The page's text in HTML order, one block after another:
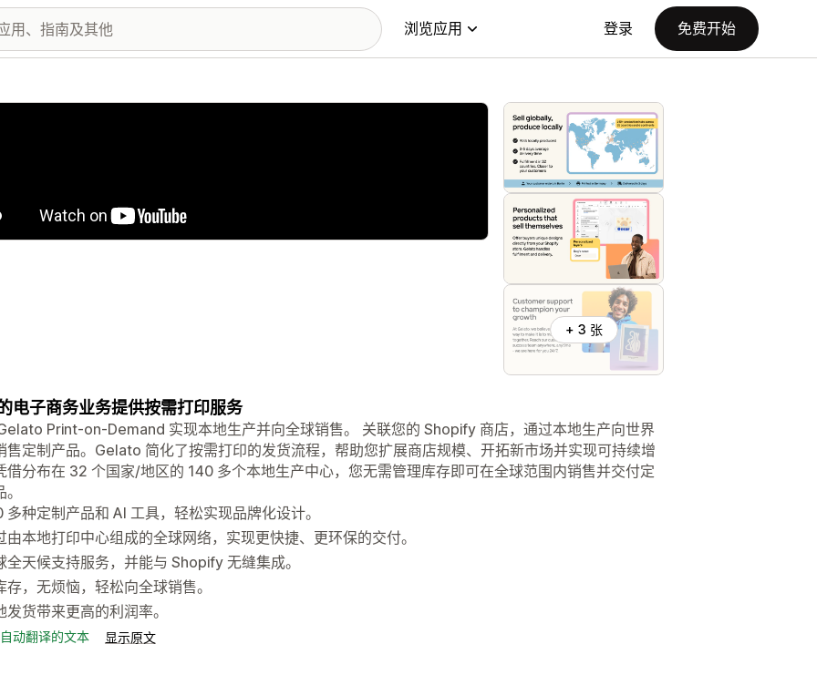
浏览应用 登录 免费开始
+ 3 张
电子商务业务提供按需打印服务
Print-on-Demand 实现本地生产并向全球销售。 关联您的 Shopify 商店，通过本地生产向世界
售定制产品。Gelato 简化了按需打印的发货流程，帮助您扩展商店规模、开拓新市场并实现可持续增
借分布在 32 个国家/地区的 140 多个本地生产中心，您无需管理库存即可在全球范围内销售并交付定
多种定制产品和 AI 工具，轻松实现品牌化设计。
由本地打印中心组成的全球网络，实现更快捷、更环保的交付。
全天候支持服务，并能与 Shopify 无缝集成。
存，无烦恼，轻松向全球销售。
发货带来更高的利润率。
动翻译的文本 显示原文